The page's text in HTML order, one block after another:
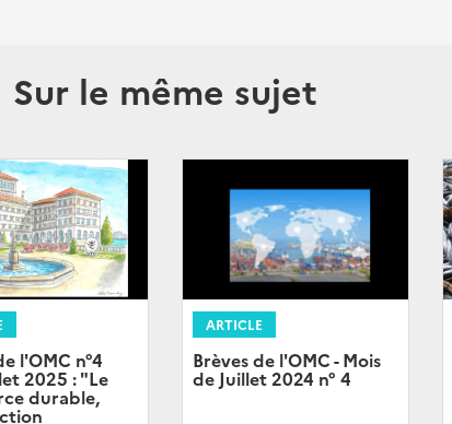
Sur le même sujet
l'OMC n°4
2025 : "Le
durable,
ARTICLE
Brèves de l'OMC - Mois
de Juillet 2024 n° 4